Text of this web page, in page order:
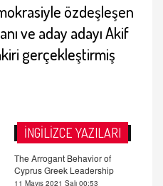
özdeşleşen
ve aday adayı Akif
gerçekleştirmiş
İNGİLİZCE YAZILARI
The Arrogant Behavior of
Cyprus Greek Leadership
11 Mayıs 2021 Salı 00:53